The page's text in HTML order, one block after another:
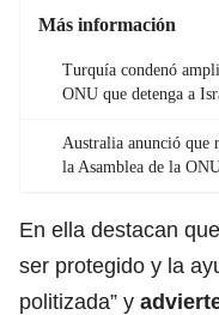
Más información
Turquía condenó
ONU que detenga a
Australia anunció que
la Asamblea de la
En ella destacan
ser protegido y la
politizada” y